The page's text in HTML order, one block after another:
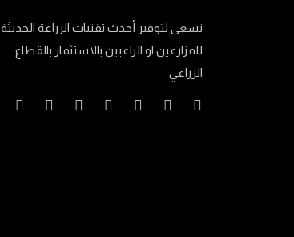
نسعى لتوفير أحدث تقنيات الزراعة الحديثة
للمزارعين او الراغبين بالاستثمار بالقطاع
الزراعي